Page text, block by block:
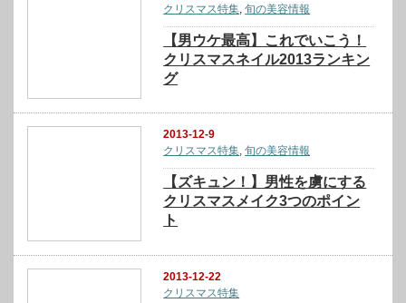
クリスマス特集,旬の美容情報
【男ウケ最高】これでいこう！
クリスマスネイル2013ランキン
グ
2013-12-9
クリスマス特集,旬の美容情報
【ズキュン！】男性を虜にする
クリスマスメイク3つのポイン
ト
2013-12-22
クリスマス特集